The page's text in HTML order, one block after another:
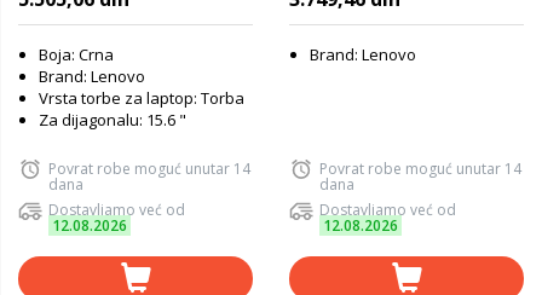
Boja: Crna
Brand: Lenovo
Vrsta torbe za laptop: Torba
Za dijagonalu: 15.6 "
Povrat robe moguć unutar 14
dana
Dostavljamo već od
12.08.2026
Brand: Lenovo
Povrat robe moguć unutar 14
dana
Dostavljamo već od
12.08.2026